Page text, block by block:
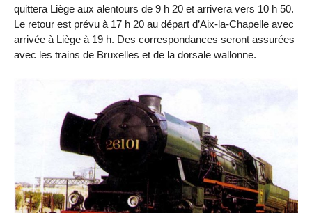
quittera Liège aux alentours de 9 h 20 et arrivera vers 10 h 50.
Le retour est prévu à 17 h 20 au départ d’Aix-la-Chapelle avec
arrivée à Liège à 19 h. Des correspondances seront assurées
avec les trains de Bruxelles et de la dorsale wallonne.